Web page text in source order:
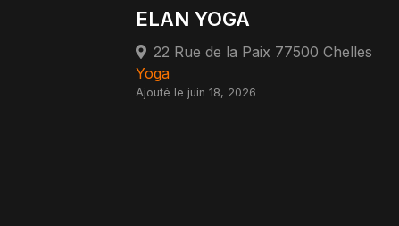
ELAN YOGA
22 Rue de la Paix 77500 Chelles
Yoga
Ajouté le juin 18, 2026